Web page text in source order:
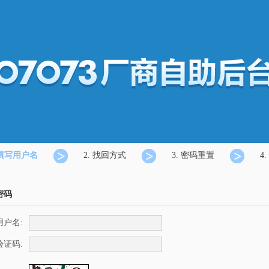
写用户名 2. 找回方式 3. 密码重置 4.
码
户名:
证码: